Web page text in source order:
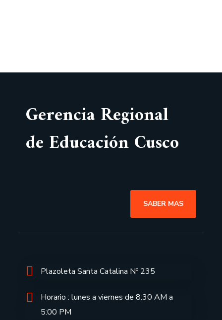
Gerencia Regional
de Educación Cusco
SABER MAS
Plazoleta Santa Catalina Nº 235
Horario : lunes a viernes de 8:30 AM a
5:00 PM